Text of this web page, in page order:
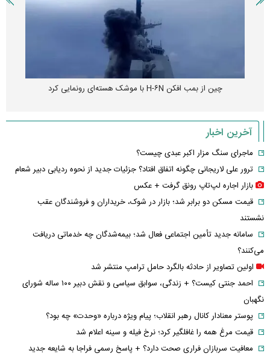
چین از بمب افکن H-۶N با موشک هسته‌ای رونمایی کرد
آخرین اخبار
ماجرای سنگ مزار اکبر عبدی چیست؟
ترور علی لاریجانی چگونه اتفاق افتاد؟ جزئیات جدید از نحوه ردیابی دبیر شعام
بازار اجاره لپ‌تاپ رونق گرفت + عکس
قیمت مسکن دو برابر شد؛ بازار در شوک، خریداران و فروشندگان عقب
نشستند
سامانه جدید تأمین اجتماعی فعال شد؛ بیمه‌شدگان چه خدماتی دریافت
می‌کنند؟
اولین تصاویر از حادثه بالگرد حامل ترامپ منتشر شد
احمد جنتی کیست؟ + زندگی، سوابق سیاسی و نقش دبیر ۱۰۰ ساله شورای
نگهبان
پوستر معنادار کانال رهبر انقلاب؛ پیام ویژه درباره «وحدت» چه بود؟
قیمت مرغ همه را غافلگیر کرد؛ نرخ فیله و سینه اعلام شد
معافیت سربازان فراری صحت دارد؟ + پاسخ رسمی فراجا به شایعه جدید